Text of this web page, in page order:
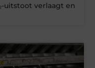
uitstoot verlaagt en